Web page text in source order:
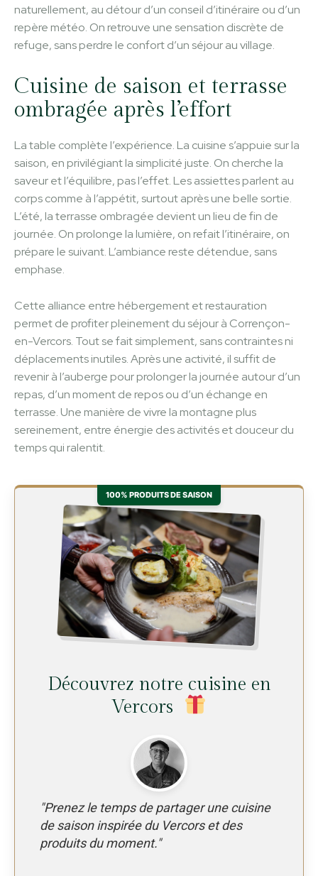
naturellement, au détour d’un conseil d’itinéraire ou d’un
repère météo. On retrouve une sensation discrète de
refuge, sans perdre le confort d’un séjour au village.
Cuisine de saison et terrasse
ombragée après l’effort
La table complète l’expérience. La cuisine s’appuie sur la
saison, en privilégiant la simplicité juste. On cherche la
saveur et l’équilibre, pas l’effet. Les assiettes parlent au
corps comme à l’appétit, surtout après une belle sortie.
L’été, la terrasse ombragée devient un lieu de fin de
journée. On prolonge la lumière, on refait l’itinéraire, on
prépare le suivant. L’ambiance reste détendue, sans
emphase.
Cette alliance entre hébergement et restauration
permet de profiter pleinement du séjour à Corrençon-
en-Vercors. Tout se fait simplement, sans contraintes ni
déplacements inutiles. Après une activité, il suffit de
revenir à l’auberge pour prolonger la journée autour d’un
repas, d’un moment de repos ou d’un échange en
terrasse. Une manière de vivre la montagne plus
sereinement, entre énergie des activités et douceur du
temps qui ralentit.
100% PRODUITS DE SAISON
Découvrez notre cuisine en
Vercors
"Prenez le temps de partager une cuisine
de saison inspirée du Vercors et des
produits du moment."